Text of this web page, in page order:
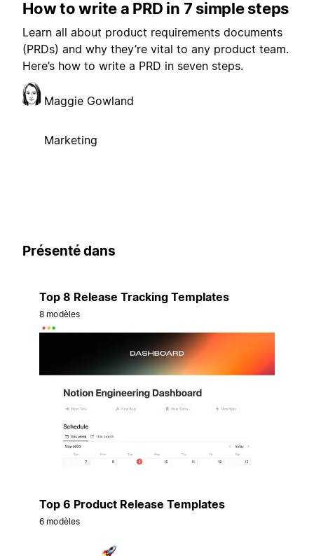
How to write a PRD in 7 simple steps
Learn all about product requirements documents
(PRDs) and why they’re vital to any product team.
Here’s how to write a PRD in seven steps.
Maggie Gowland
Marketing
Présenté dans
Top 8 Release Tracking Templates
8 modèles
Top 6 Product Release Templates
6 modèles